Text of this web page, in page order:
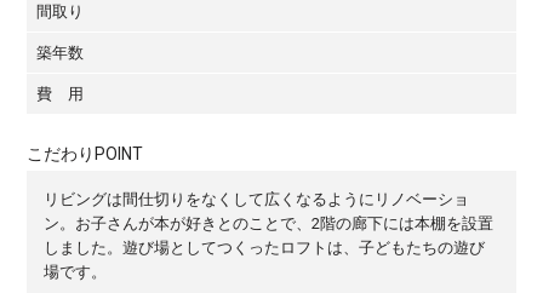
間取り
築年数
費 用
こだわりPOINT
リビングは間仕切りをなくして広くなるようにリノベーショ
ン。お子さんが本が好きとのことで、2階の廊下には本棚を設置
しました。遊び場としてつくったロフトは、子どもたちの遊び
場です。